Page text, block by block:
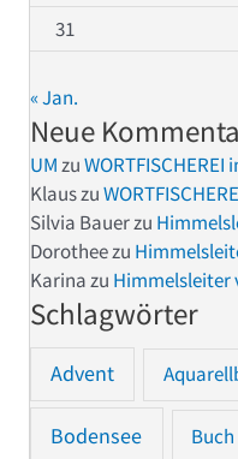
31
« Jan.
Neue
UMzu
Klauszu
Silvia Bauerzu
Dorotheezu
Karinazu Himmelsleiter
Schlagwörter
Advent
Bodensee Buch